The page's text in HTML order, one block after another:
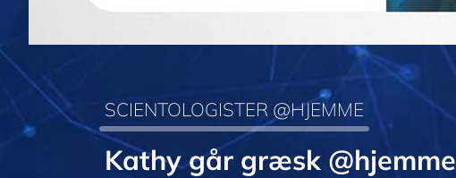
SCIENTOLOGISTER @HJEMME
Kathy går græsk @hjemme